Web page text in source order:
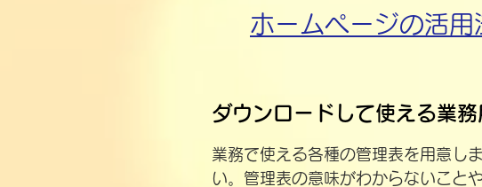
ホームページの活用
ダウンロードして使える業
業務で使える各種の管理表を用意し
い。管理表の意味がわからないこと